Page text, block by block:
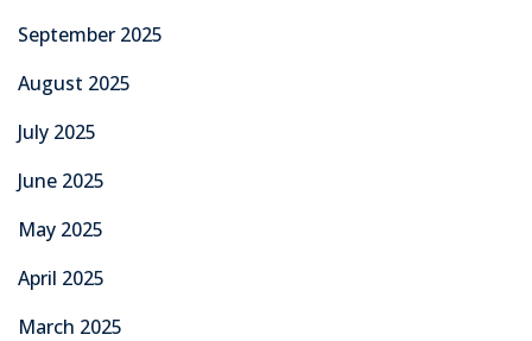
September 2025
August 2025
July 2025
June 2025
May 2025
April 2025
March 2025